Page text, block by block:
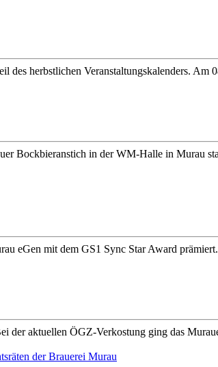
des herbstlichen Veranstaltungskalenders.
Bockbieranstich in der WM-Halle in Murau
eGen mit dem GS1 Sync Star Award
der aktuellen ÖGZ-Verkostung ging das